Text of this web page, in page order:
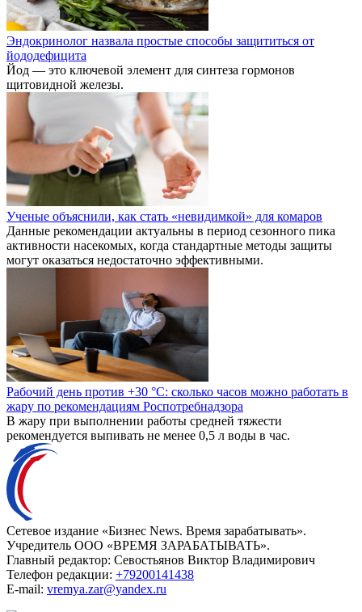
Эндокринолог назвала простые способы защититься от
йододефицита
Йод — это ключевой элемент для синтеза гормонов
щитовидной железы.
Ученые объяснили, как стать «невидимкой» для комаров
Данные рекомендации актуальны в период сезонного пика
активности насекомых, когда стандартные методы защиты
могут оказаться недостаточно эффективными.
Рабочий день против +30 °C: сколько часов можно работать в
жару по рекомендациям Роспотребнадзора
В жару при выполнении работы средней тяжести
рекомендуется выпивать не менее 0,5 л воды в час.
Сетевое издание «Бизнес News. Время зарабатывать».
Учредитель ООО «ВРЕМЯ ЗАРАБАТЫВАТЬ».
Главный редактор: Севостьянов Виктор Владимирович
Телефон редакции: +79200141438
E-mail: vremya.zar@yandex.ru